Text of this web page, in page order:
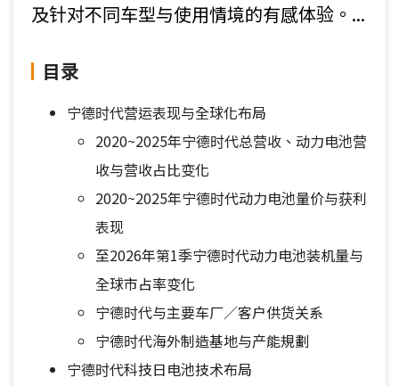
及针对不同车型与使用情境的有感体验。...
目录
宁德时代营运表现与全球化布局
2020~2025年宁德时代总营收、动力电池营
收与营收占比变化
2020~2025年宁德时代动力电池量价与获利
表现
至2026年第1季宁德时代动力电池装机量与
全球市占率变化
宁德时代与主要车厂／客户供货关系
宁德时代海外制造基地与产能規劃
宁德时代科技日电池技术布局